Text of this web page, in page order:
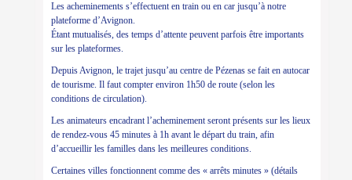
Les acheminements s’effectuent en train ou en car jusqu’à notre
plateforme d’Avignon.
Étant mutualisés, des temps d’attente peuvent parfois être importants
sur les plateformes.
Depuis Avignon, le trajet jusqu’au centre de Pézenas se fait en autocar
de tourisme. Il faut compter environ 1h50 de route (selon les
conditions de circulation).
Les animateurs encadrant l’acheminement seront présents sur les lieux
de rendez-vous 45 minutes à 1h avant le départ du train, afin
d’accueillir les familles dans les meilleures conditions.
Certaines villes fonctionnent comme des « arrêts minutes » (détails